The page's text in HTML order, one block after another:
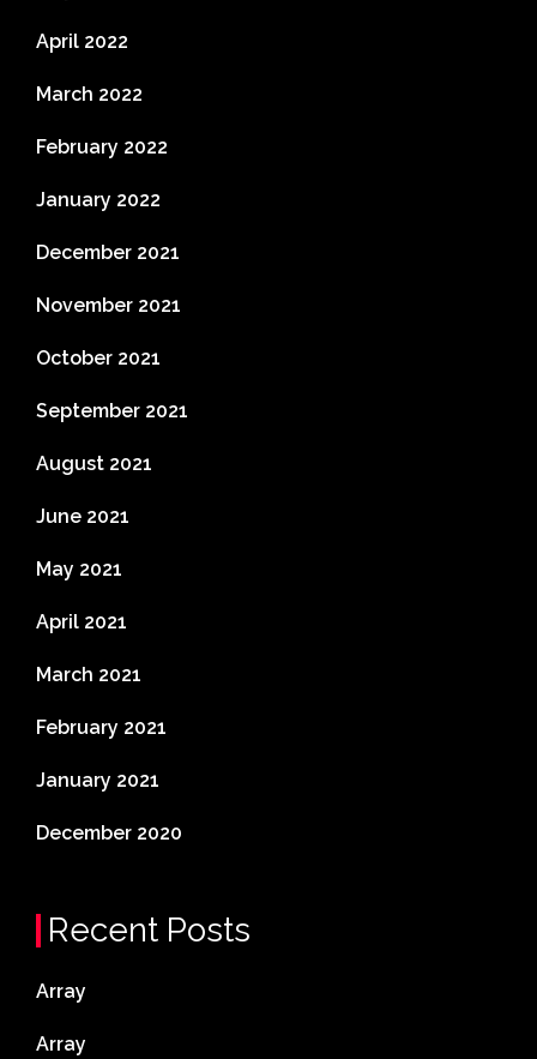
April 2022
March 2022
February 2022
January 2022
December 2021
November 2021
October 2021
September 2021
August 2021
June 2021
May 2021
April 2021
March 2021
February 2021
January 2021
December 2020
Recent Posts
Array
Array